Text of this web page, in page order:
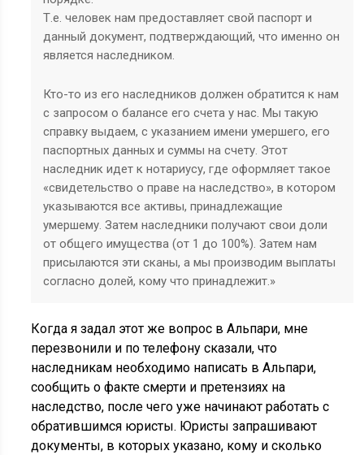
Т.е. человек нам предоставляет свой паспорт и
данный документ, подтверждающий, что именно он
является наследником.
Кто-то из его наследников должен обратится к нам
с запросом о балансе его счета у нас. Мы такую
справку выдаем, с указанием имени умершего, его
паспортных данных и суммы на счету. Этот
наследник идет к нотариусу, где оформляет такое
«свидетельство о праве на наследство», в котором
указываются все активы, принадлежащие
умершему. Затем наследники получают свои доли
от общего имущества (от 1 до 100%). Затем нам
присылаются эти сканы, а мы производим выплаты
согласно долей, кому что принадлежит.»
Когда я задал этот же вопрос в Альпари, мне
перезвонили и по телефону сказали, что
наследникам необходимо написать в Альпари,
сообщить о факте смерти и претензиях на
наследство, после чего уже начинают работать с
обратившимся юристы. Юристы запрашивают
документы, в которых указано, кому и сколько